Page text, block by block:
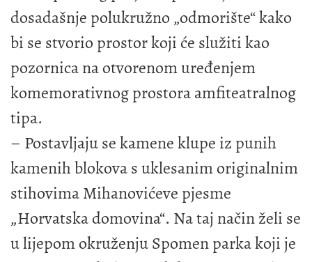
dosadašnje polukružno „odmorište“ kako
bi se stvorio prostor koji će služiti kao
pozornica na otvorenom uređenjem
komemorativnog prostora amfiteatralnog
tipa.
– Postavljaju se kamene klupe iz punih
kamenih blokova s uklesanim originalnim
stihovima Mihanovićeve pjesme
„Horvatska domovina“. Na taj način želi se
u lijepom okruženju Spomen parka koji je